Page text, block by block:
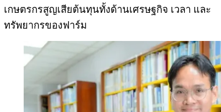
เกษตรกรสูญเสียต้นทุนทั้งด้านเศรษฐกิจ เวลา และ
ทรัพยากรของฟาร์ม